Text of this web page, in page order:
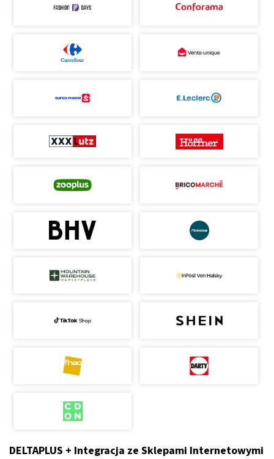
DELTAPLUS + Integracja ze Sklepami Internetowymi